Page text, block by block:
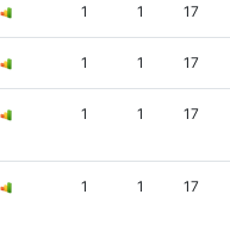
1 1 17
1 1 17
1 1 17
1 1 17